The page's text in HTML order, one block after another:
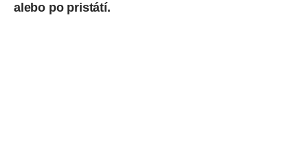
alebo po pristátí.